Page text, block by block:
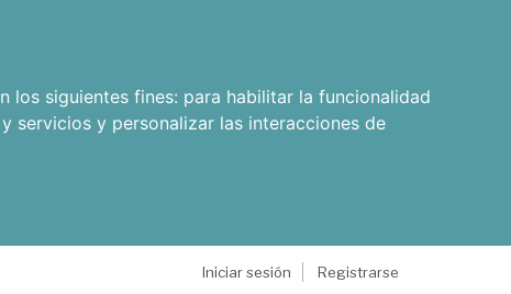
los siguientes fines: para habilitar la funcionalidad
servicios y personalizar las interacciones de
Iniciar sesión
Registrarse